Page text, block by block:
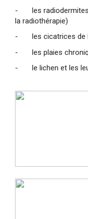
- les radiodermites
la radiothérapie)
- les cicatrices de
- les plaies
- le lichen et les